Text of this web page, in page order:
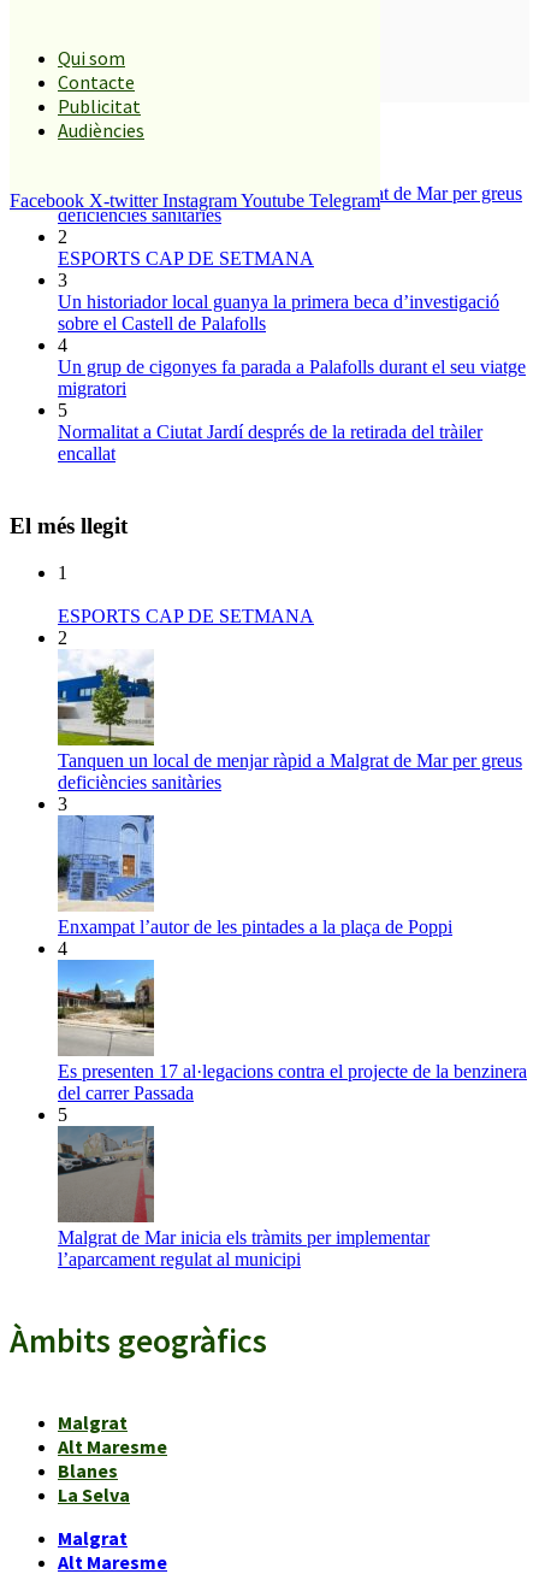
Qui som
Contacte
Publicitat
Audiències
Facebook X-twitter InstagramYoutube Telegram
SUBSCRIURE’M
És tendència ara
Tanquen un local de menjar ràpid a Malgrat de Mar per greus
deficiències sanitàries
2
ESPORTS CAP DE SETMANA
3
Un historiador local guanya la primera beca d’investigació
sobre el Castell de Palafolls
4
Un grup de cigonyes fa parada a Palafolls durant el seu viatge
migratori
5
Normalitat a Ciutat Jardí després de la retirada del tràiler
encallat
El més llegit
1
ESPORTS CAP DE SETMANA
2
Tanquen un local de menjar ràpid a Malgrat de Mar per greus
deficiències sanitàries
3
Enxampat l’autor de les pintades a la plaça de Poppi
4
Es presenten 17 al·legacions contra el projecte de la benzinera
del carrer Passada
5
Malgrat de Mar inicia els tràmits per implementar
l’aparcament regulat al municipi
Àmbits geogràfics
Malgrat
Alt Maresme
Blanes
La Selva
Malgrat
Alt Maresme